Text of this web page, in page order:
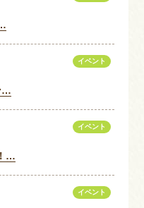
イベント
…
イベント
…
イベント